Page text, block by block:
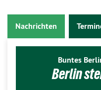
Nachrichten
Buntes
Berlin